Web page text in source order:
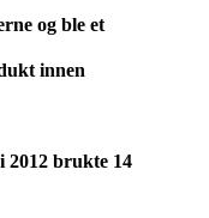
og ble et
innen
2012 brukte 14